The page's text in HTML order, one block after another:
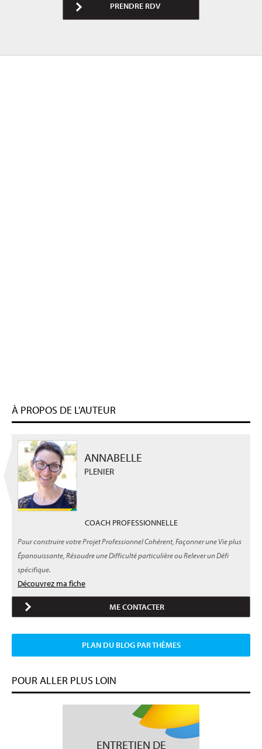
PRENDRE RDV
À PROPOS DE L'AUTEUR
ANNABELLE
PLENIER
COACH PROFESSIONNELLE
Pour construire votre Projet Professionnel Cohérent, Façonner une Vie plus
Épanouissante, Résoudre une Difficulté particulière ou Relever un Défi
spécifique.
Découvrez ma fiche
ME CONTACTER
PLAN DU BLOG PAR THÈMES
POUR ALLER PLUS LOIN
ENTRETIEN DE